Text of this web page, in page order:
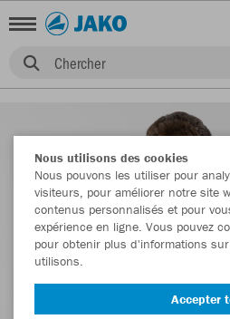
Chercher
Nous utilisons des cookies
Nous pouvons les utiliser pour
visiteurs, pour améliorer notre site
contenus personnalisés et pour
expérience en ligne. Vous pouvez
pour obtenir plus d'informations
utilisons.
Accepter